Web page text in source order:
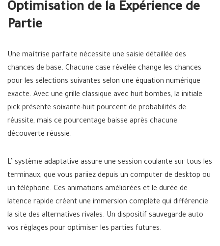
Optimisation de la Expérience de
Partie
Une maîtrise parfaite nécessite une saisie détaillée des
chances de base. Chacune case révélée change les chances
pour les sélections suivantes selon une équation numérique
exacte. Avec une grille classique avec huit bombes, la initiale
pick présente soixante-huit pourcent de probabilités de
réussite, mais ce pourcentage baisse après chacune
découverte réussie.
L’ système adaptative assure une session coulante sur tous les
terminaux, que vous pariiez depuis un computer de desktop ou
un téléphone. Ces animations améliorées et le durée de
latence rapide créent une immersion complète qui différencie
la site des alternatives rivales. Un dispositif sauvegarde auto
vos réglages pour optimiser les parties futures.